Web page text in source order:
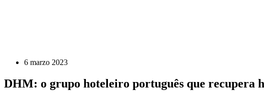
6 marzo 2023
DHM: o grupo hoteleiro português que recupera